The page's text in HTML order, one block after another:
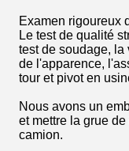
Examen rigoureux
Le test de qualité
test de soudage,
de l'apparence,
tour et pivot en
Nous avons un
et mettre la grue
camion.